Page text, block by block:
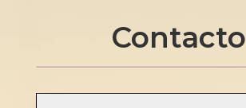
Contacto